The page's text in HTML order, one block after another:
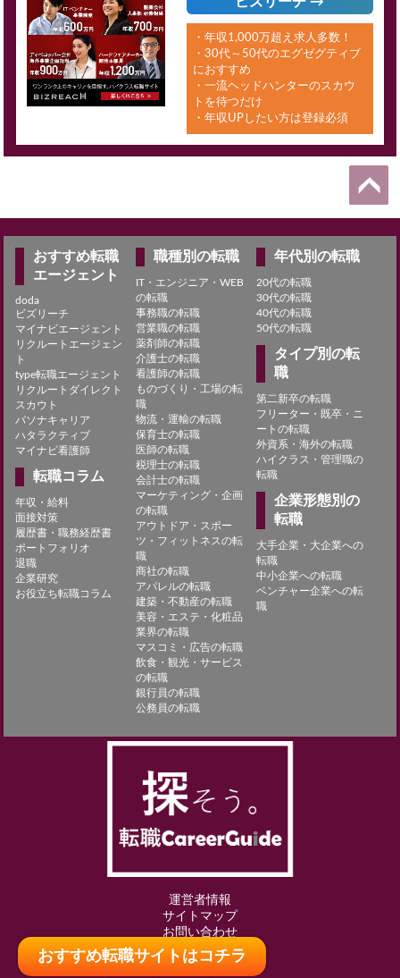
・年収1,000万超え求人多数！
・30代～50代のエグゼグティブ
におすすめ
・一流ヘッドハンターのスカウ
トを待つだけ
・年収UPしたい方は登録必須
おすすめ転職サイトはコチラ
おすすめ転職
エージェント
doda
ビズリーチ
マイナビエージェント
リクルートエージェン
ト
type転職エージェント
リクルートダイレクト
スカウト
パソナキャリア
ハタラクティブ
マイナビ看護師
転職コラム
年収・給料
面接対策
履歴書・職務経歴書
ポートフォリオ
退職
企業研究
お役立ち転職コラム
職種別の転職
IT・エンジニア・WEB
の転職
事務職の転職
営業職の転職
薬剤師の転職
介護士の転職
看護師の転職
ものづくり・工場の転
職
物流・運輸の転職
保育士の転職
医師の転職
税理士の転職
会計士の転職
マーケティング・企画
の転職
アウトドア・スポー
ツ・フィットネスの転
職
商社の転職
アパレルの転職
建築・不動産の転職
美容・エステ・化粧品
業界の転職
マスコミ・広告の転職
飲食・観光・サービス
の転職
銀行員の転職
公務員の転職
年代別の転職
20代の転職
30代の転職
40代の転職
50代の転職
タイプ別の転
職
第二新卒の転職
フリーター・既卒・ニ
ートの転職
外資系・海外の転職
ハイクラス・管理職の
転職
企業形態別の
転職
大手企業・大企業への
転職
中小企業への転職
ベンチャー企業への転
職
運営者情報
サイトマップ
お問い合わせ